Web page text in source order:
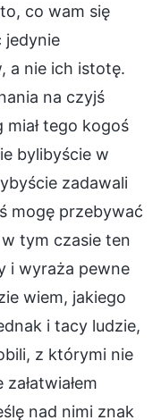
co wam się
jedynie
a nie ich istotę.
na czyjś
tego kogoś
bylibyście w
zadawali
mogę przebywać
tym czasie ten
i wyraża pewne
wiem, jakiego
i tacy ludzie,
z którymi nie
nad nimi znak